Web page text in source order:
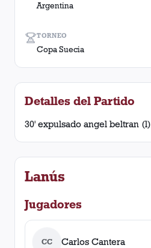
TORNEO
Copa Suecia
Argentina
Detalles del Partido
30' expulsado angel beltran (l)
Lanús
Jugadores
CC Carlos Cantera